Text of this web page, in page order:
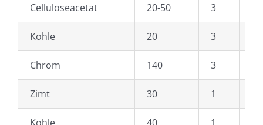
Celluloseacetat 20-50 3
Kohle 20 3
Chrom 140 3
Zimt 30 1
Kohle 40 1